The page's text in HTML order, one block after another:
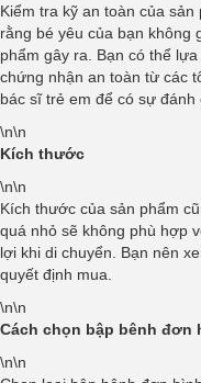
Kiểm tra kỹ an toàn của
rằng bé yêu của bạn không
phẩm gây ra. Bạn có thể
chứng nhận an toàn từ các
bác sĩ trẻ em để có sự đánh
\n\n
Kích thước
\n\n
Kích thước của sản phẩm
quá nhỏ sẽ không phù hợp
lợi khi di chuyển. Bạn nên
quyết định mua.
\n\n
Cách chọn bập bênh đơn
\n\n